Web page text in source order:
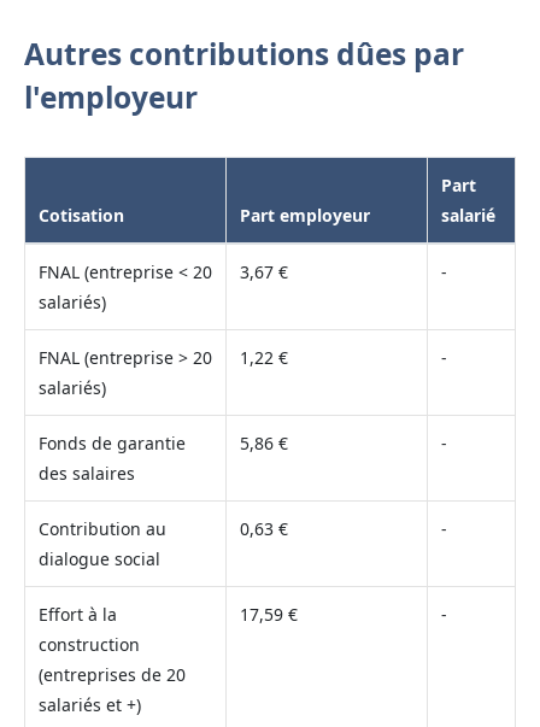
Autres contributions dûes par
l'employeur
Cotisation Part employeur
Part
salarié
FNAL (entreprise < 20
salariés)
3,67 € -
FNAL (entreprise > 20
salariés)
1,22 € -
Fonds de garantie
des salaires
5,86 € -
Contribution au
dialogue social
0,63 € -
Effort à la
construction
(entreprises de 20
salariés et +)
17,59 € -